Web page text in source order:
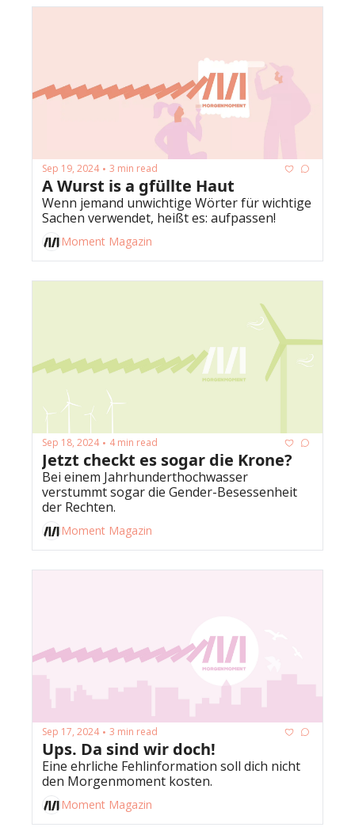
Sep 19, 2024 • 3 min read
A Wurst is a gfüllte Haut
Wenn jemand unwichtige Wörter für wichtige
Moment Magazin
Sep 18, 2024 • 4 min read
Jetzt checkt es sogar die Krone?
Bei einem Jahrhunderthochwasser
verstummt sogar die Gender-Besessenheit
Moment Magazin
Sep 17, 2024 • 3 min read
Ups. Da sind wir doch!
Eine ehrliche Fehlinformation soll dich nicht
den Morgenmoment kosten.
Moment Magazin